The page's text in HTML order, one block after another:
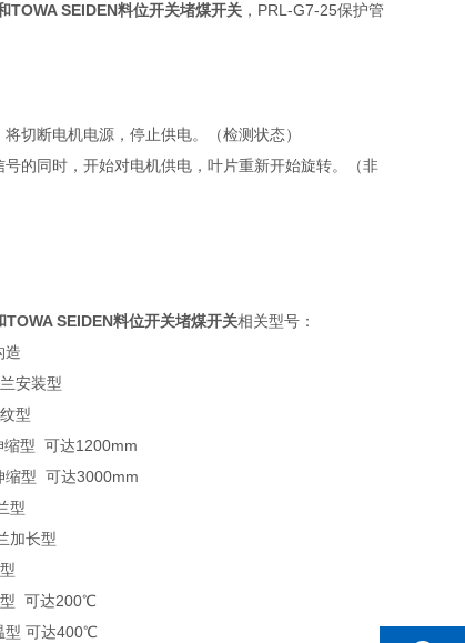
TOWA SEIDEN料位开关堵煤开关 ，PRL-G7-25保护管
切断电机电源，停止供电。（检测状态）
的同时，开始对电机供电，叶片重新开始旋转。（非
TOWA SEIDEN料位开关堵煤开关相关型号：
造
安装型
型
型 可达1200mm
缩型 可达3000mm
型
加长型
可达200℃
型 可达400℃